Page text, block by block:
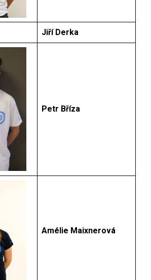
Jiří Derka
Petr Bříza
Amélie Maixnerová